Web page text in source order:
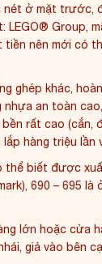
ở mặt trước,
Group,
tiền nên mới có
ghép khác,
nhựa an toàn
rất cao (cắn,
hàng triệu lần
thể biết được
690 – 695 là
lớn hoặc cửa
giả vào bên